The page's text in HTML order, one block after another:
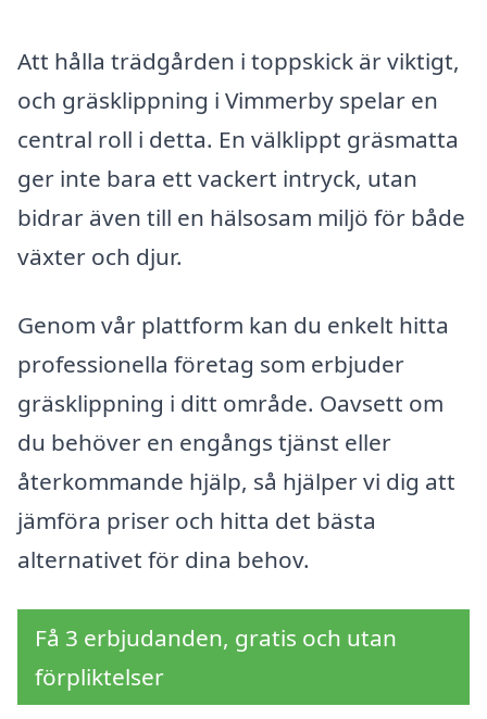
Att hålla trädgården i toppskick är viktigt,
och gräsklippning i Vimmerby spelar en
central roll i detta. En välklippt gräsmatta
ger inte bara ett vackert intryck, utan
bidrar även till en hälsosam miljö för både
växter och djur.
Genom vår plattform kan du enkelt hitta
professionella företag som erbjuder
gräsklippning i ditt område. Oavsett om
du behöver en engångs tjänst eller
återkommande hjälp, så hjälper vi dig att
jämföra priser och hitta det bästa
alternativet för dina behov.
Få 3 erbjudanden, gratis och utan
förpliktelser